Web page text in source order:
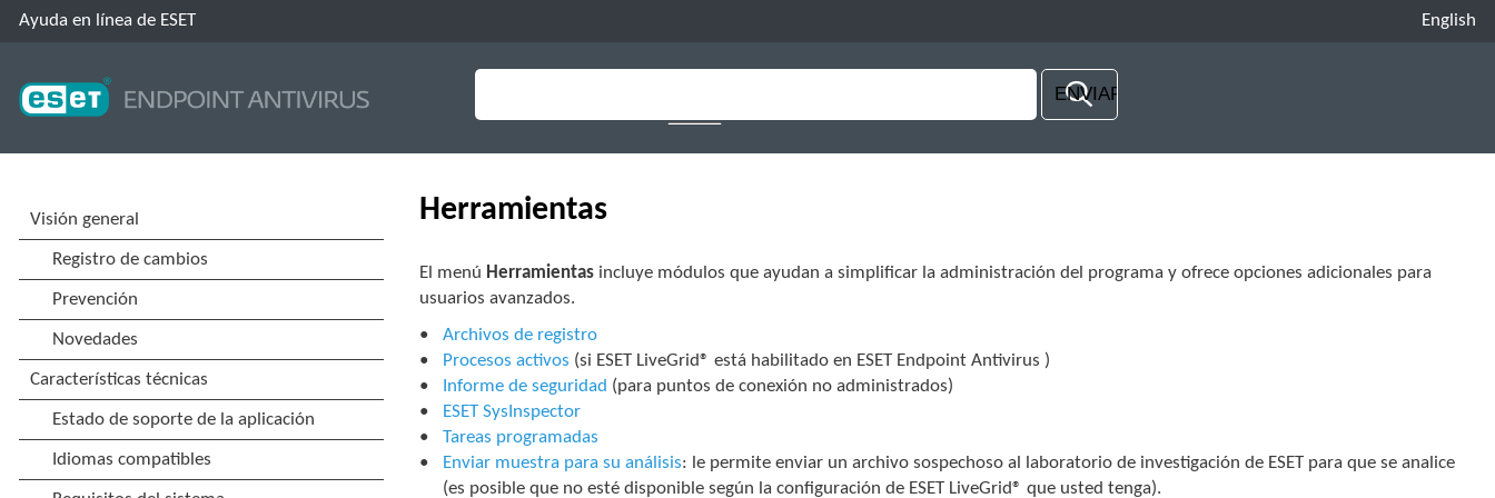
Ayuda en línea de ESET English
Herramientas
El menú Herramientas incluye módulos que ayudan a simplificar la administración del programa y ofrece opciones adicionales para
usuarios avanzados.
Archivos de registro
Procesos activos (si ESET LiveGrid® está habilitado en ESET Endpoint Antivirus )
Informe de seguridad (para puntos de conexión no administrados)
ESET SysInspector
Tareas programadas
Enviar muestra para su análisis: le permite enviar un archivo sospechoso al laboratorio de investigación de ESET para que se analice
(es posible que no esté disponible según la configuración de ESET LiveGrid® que usted tenga).